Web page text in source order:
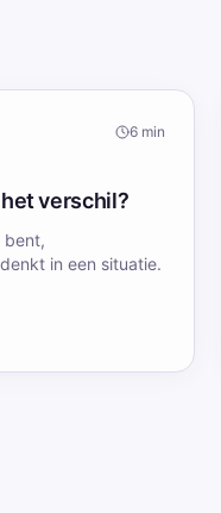
6min
verschil?
bent,
in een situatie.